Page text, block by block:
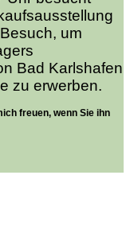
um
Bad Karlshafen
zu erwerben.
freuen, wenn Sie ihn